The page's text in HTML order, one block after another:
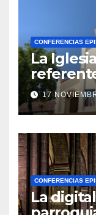
CONFERENCIAS
La
gracias
17
CONFERENCIAS
La